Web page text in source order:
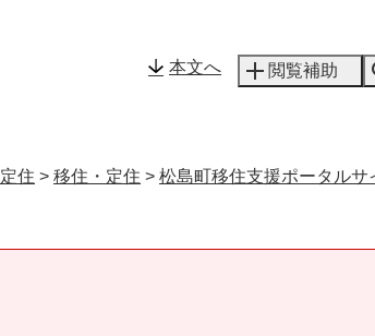
本文へ 閲覧補助
住 > 移住・定住 > 松島町移住支援ポータルサ